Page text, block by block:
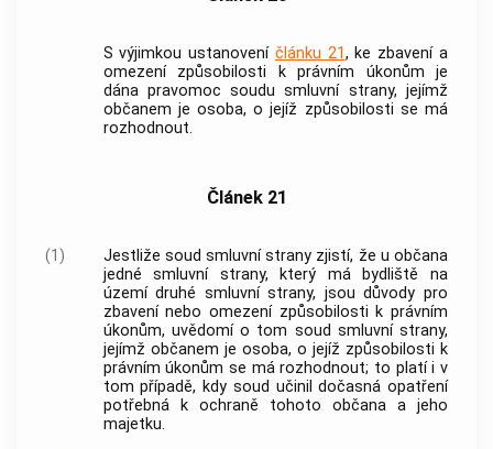
S výjimkou ustanovení článku 21, ke zbavení a
omezení způsobilosti k právním úkonům je
dána pravomoc soudu smluvní strany, jejímž
občanem je osoba, o jejíž způsobilosti se má
rozhodnout.
Článek 21
(1)
Jestliže soud smluvní strany zjistí, že u občana
jedné smluvní strany, který má bydliště na
území druhé smluvní strany, jsou důvody pro
zbavení nebo omezení způsobilosti k právním
úkonům, uvědomí o tom soud smluvní strany,
jejímž občanem je osoba, o jejíž způsobilosti k
právním úkonům se má rozhodnout; to platí i v
tom případě, kdy soud učinil dočasná opatření
potřebná k ochraně tohoto občana a jeho
majetku.